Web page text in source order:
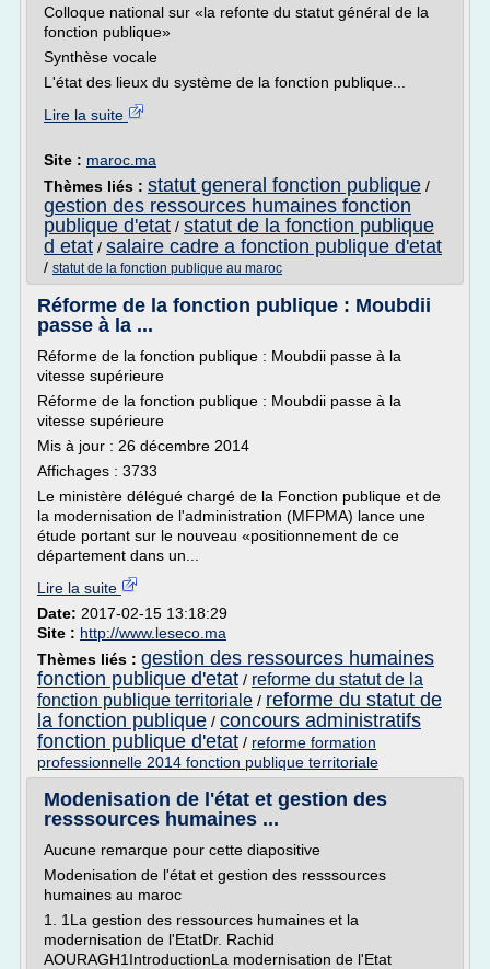
Colloque national sur «la refonte du statut général de la
fonction publique»
Synthèse vocale
L'état des lieux du système de la fonction publique...
Lire la suite
Site : maroc.ma
Thèmes liés : statut general fonction publique /
gestion des ressources humaines fonction
publique d'etat / statut de la fonction publique
d etat / salaire cadre a fonction publique d'etat
/ statut de la fonction publique au maroc
Réforme de la fonction publique : Moubdii
passe à la ...
Réforme de la fonction publique : Moubdii passe à la
vitesse supérieure
Réforme de la fonction publique : Moubdii passe à la
vitesse supérieure
Mis à jour : 26 décembre 2014
Affichages : 3733
Le ministère délégué chargé de la Fonction publique et de
la modernisation de l'administration (MFPMA) lance une
étude portant sur le nouveau «positionnement de ce
département dans un...
Lire la suite
Date: 2017-02-15 13:18:29
Site : http://www.leseco.ma
Thèmes liés : gestion des ressources humaines
fonction publique d'etat / reforme du statut de la
fonction publique territoriale / reforme du statut de
la fonction publique / concours administratifs
fonction publique d'etat / reforme formation
professionnelle 2014 fonction publique territoriale
Modenisation de l'état et gestion des
resssources humaines ...
Aucune remarque pour cette diapositive
Modenisation de l'état et gestion des resssources
humaines au maroc
1. 1La gestion des ressources humaines et la
modernisation de l'EtatDr. Rachid
AOURAGH1IntroductionLa modernisation de l'Etat